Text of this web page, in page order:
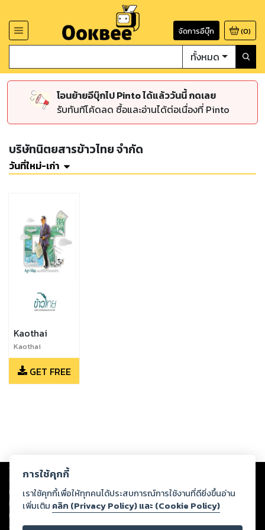
จัดการอีบุ๊ก (0)
ทั้งหมด
โอนย้ายอีบุ๊กไป Pinto ได้แล้ววันนี้ กดเลย
รับทันทีโค้ดลด ซื้อและอ่านได้ต่อเนื่องที่ Pinto
บริษัทนิตยสารข้าวไทย จำกัด
วันที่ใหม่-เก่า
Kaothai
Kaothai
October-
December 2017
GET FREE
Copyright © 2026
ต่อผลงานหรือเนื้อหาใดที่อัปโหลดผ่านเว็บไซต์และปรากฏว่าละเมิดสิทธิใน
ทรัพย์สินทางปัญญาของบุคคลอื่นหรือขัดต่อกฎหมายและศีลธรรม ดังนั้น ผู้อ่าน
ทุกท่านโปรดใช้วิจารณญาณในการกลั่นกรองด้วยตนเอง และหากท่านพบว่าส่วน
หนึ่งส่วนใดขัดต่อกฎหมายและศีลธรรม กรุณาแจ้งมายังบริษัท เพื่อทีมงานจะได้
ดำเนินการในทันที ทั้งนี้ ทางสตอรี่ล็อกขอสงวนลิขสิทธิ์ตามพระราชบัญญัติ
การใช้คุกกี้
เราใช้คุกกี้เพื่อให้ทุกคนได้ประสบการณ์การใช้งานที่ดียิ่งขึ้นอ่าน
เพิ่มเติม คลิก (Privacy Policy) และ (Cookie Policy)